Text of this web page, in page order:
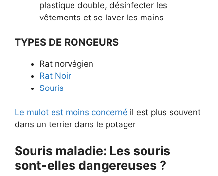
plastique double, désinfecter les
vêtements et se laver les mains
TYPES DE RONGEURS
Rat norvégien
Rat Noir
Souris
Le mulot est moins concerné il est plus souvent
dans un terrier dans le potager
Souris maladie: Les souris
sont-elles dangereuses ?